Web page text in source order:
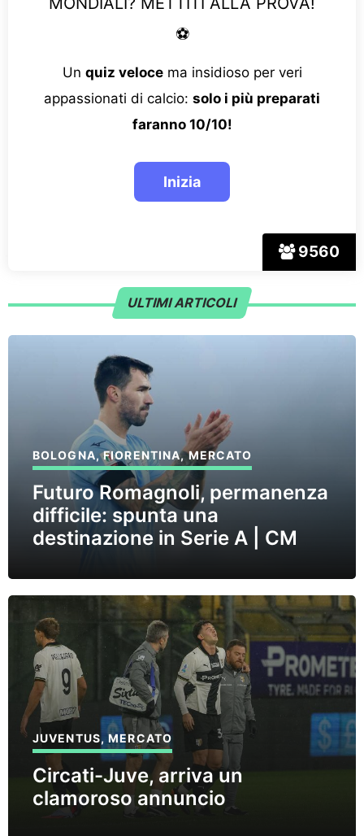
9560
⚽
Un quiz velocema insidioso per veri
appassionati di calcio: solo i più preparati
faranno 10/10!
ULTIMI ARTICOLI
BOLOGNA,FIORENTINA,MERCATO
Futuro Romagnoli, permanenza
difficile: spunta una
destinazione in Serie A | CM
JUVENTUS,MERCATO
Circati-Juve, arriva un
clamoroso annuncio